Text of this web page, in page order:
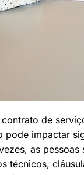
de
pode impactar
as
técnicos,